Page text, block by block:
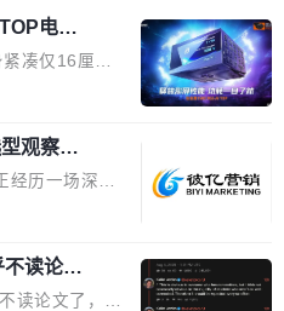
电
力打造旗
凑仅16厘米
嘉科技近日正
力平台打
额定功率
与PCIe 5.1
高阶PC主机
机身 钛金雕1
观察：
范式转移
历一场深刻
构市场从2025
突破120亿美
市场更是从20
读论文
读论文了，而